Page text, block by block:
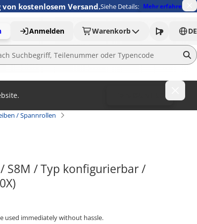
kostenlosem Versand.Siehe Details: Mehr erfahren
Anmelden Warenkorb DE
/ Spannrollen
S8M / Typ konfigurierbar /
used immediately without hassle.